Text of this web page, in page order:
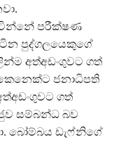
පරීක්ෂණ
පුද්ගලයෙකුගේ
අත්අඩංගුවට ගත්
ජනාධිපති
ගත්
සම්බන්ධ බව
බෝම්බය ඩැෆ්නිගේ